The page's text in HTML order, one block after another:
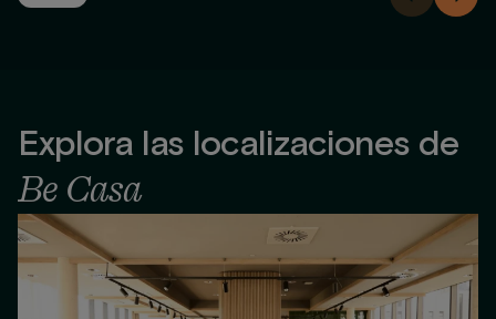
Explora las localizaciones de
Be Casa